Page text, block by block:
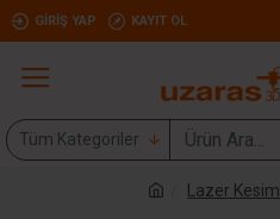
GIRIŞ YAP KAYIT OL
Tüm Kategoriler
Lazer Kesim